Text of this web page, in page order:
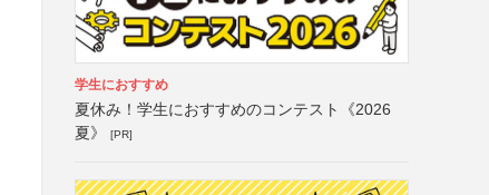
学生におすすめ
夏休み！学生におすすめのコンテスト《2026
夏》
[PR]